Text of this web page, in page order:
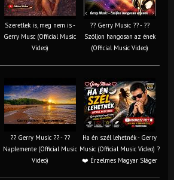
Szeretlek is, meg nem is -
Gerry Musc (Official Music
Video)
?? Gerry Music ?? - ??
Szóljon hangosan az ének
(Official Music Video)
?? Gerry Music ?? - ??
Naplemente (Official Music
Video)
Ha én szél lehetnék - Gerry
Music (Official Music Video) ?️
❤️ Érzelmes Magyar Sláger